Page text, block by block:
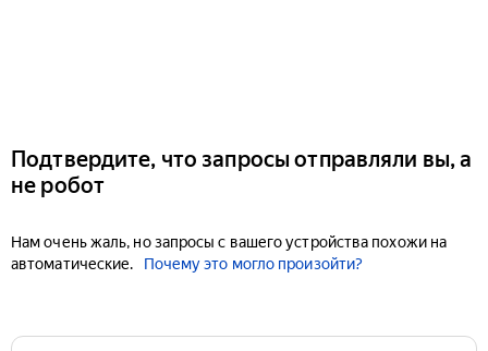
Подтвердите, что запросы отправляли вы, а
не робот
Нам очень жаль, но запросы с вашего устройства похожи на
автоматические.
Почему это могло произойти?